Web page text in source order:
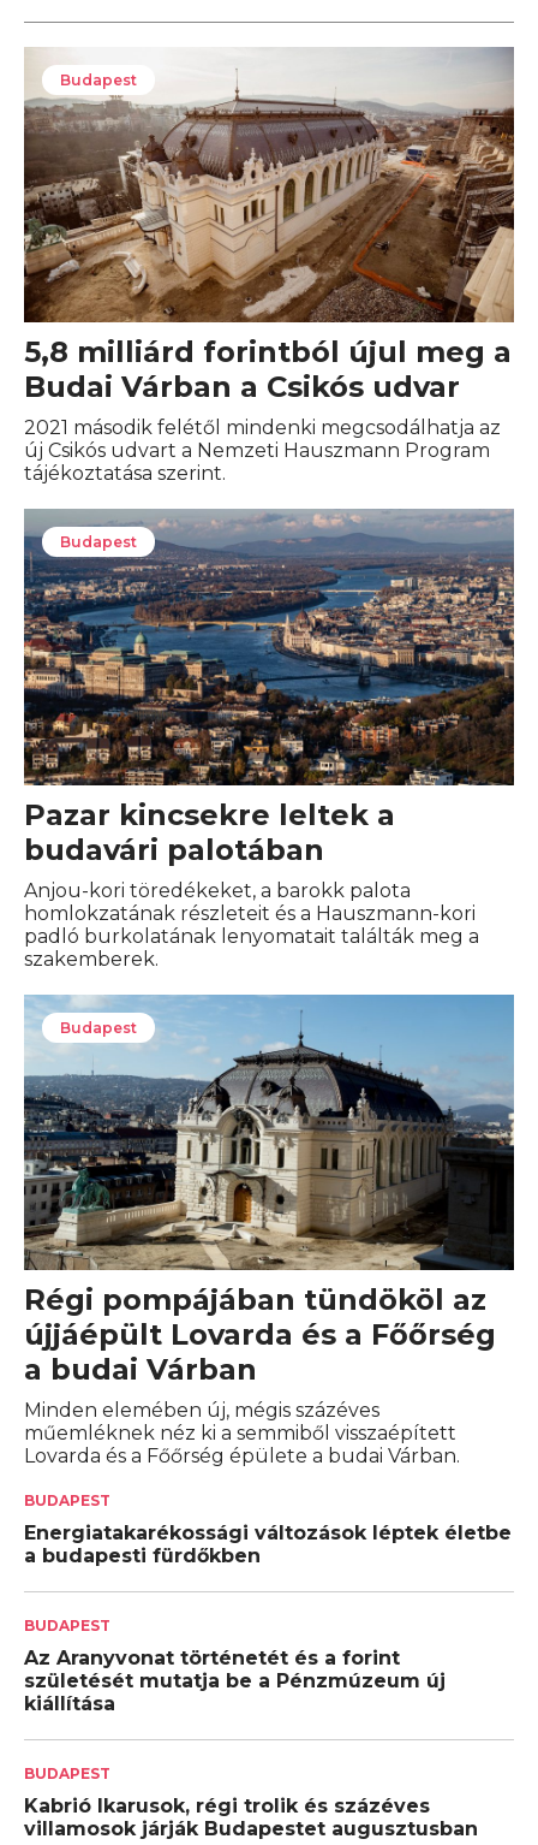
Budapest
5,8 milliárd forintból újul meg a
Budai Várban a Csikós udvar
2021 második felétől mindenki megcsodálhatja az
új Csikós udvart a Nemzeti Hauszmann Program
tájékoztatása szerint.
Budapest
Pazar kincsekre leltek a
budavári palotában
Anjou-kori töredékeket, a barokk palota
homlokzatának részleteit és a Hauszmann-kori
padló burkolatának lenyomatait találták meg a
szakemberek.
Budapest
Régi pompájában tündököl az
újjáépült Lovarda és a Főőrség
a budai Várban
Minden elemében új, mégis százéves
műemléknek néz ki a semmiből visszaépített
Lovarda és a Főőrség épülete a budai Várban.
BUDAPEST
Energiatakarékossági változások léptek életbe
a budapesti fürdőkben
BUDAPEST
Az Aranyvonat történetét és a forint
születését mutatja be a Pénzmúzeum új
kiállítása
BUDAPEST
Kabrió Ikarusok, régi trolik és százéves
villamosok járják Budapestet augusztusban